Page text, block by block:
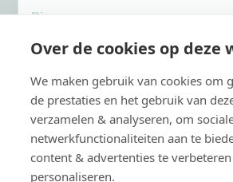
Over de cookies op deze
We maken gebruik van cookies om
de prestaties en het gebruik van
verzamelen & analyseren, om
netwerkfunctionaliteiten aan te
content & advertenties te
personaliseren.
Pigas
Over Kwaito
Contact